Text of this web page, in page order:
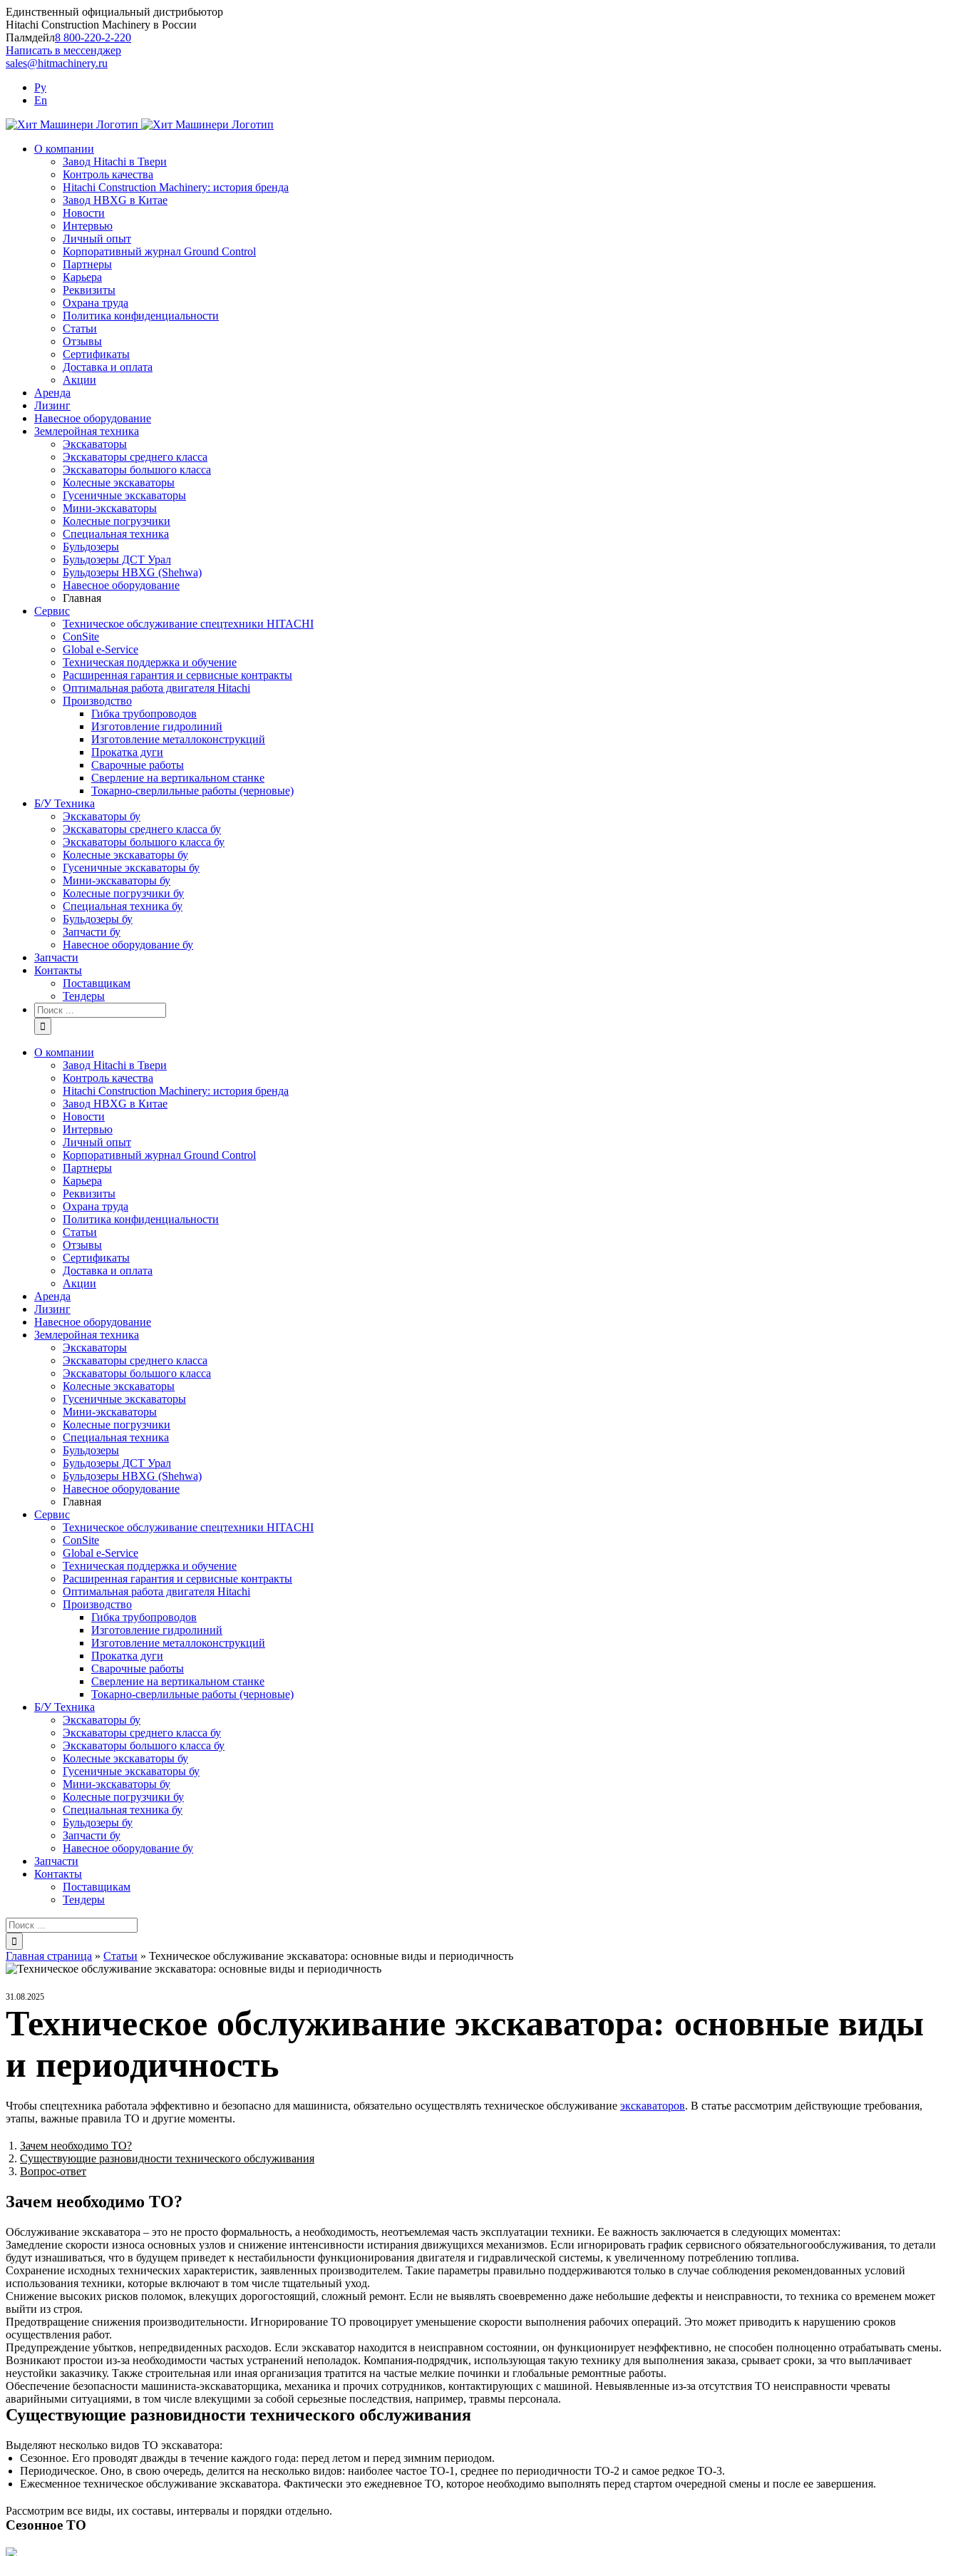
Skip
to
content
Единственный официальный дистрибьютор
Hitachi Construction Machinery в России
Палмдейл8 800-220-2-220
Написать в мессенджер
sales@hitmachinery.ru
Ру
En
О компании
Завод Hitachi в Твери
Контроль качества
Hitachi Construction Machinery: история бренда
Завод HBXG в Китае
Новости
Интервью
Личный опыт
Корпоративный журнал Ground Control
Партнеры
Карьера
Реквизиты
Охрана труда
Политика конфиденциальности
Статьи
Отзывы
Сертификаты
Доставка и оплата
Акции
Аренда
Лизинг
Навесное оборудование
Землеройная техника
Экскаваторы
Экскаваторы среднего класса
Экскаваторы большого класса
Колесные экскаваторы
Гусеничные экскаваторы
Мини-экскаваторы
Колесные погрузчики
Специальная техника
Бульдозеры
Бульдозеры ДСТ Урал
Бульдозеры HBXG (Shehwa)
Навесное оборудование
Главная
Сервис
Техническое обслуживание спецтехники HITACHI
ConSite
Global e-Service
Техническая поддержка и обучение
Расширенная гарантия и сервисные контракты
Оптимальная работа двигателя Hitachi
Производство
Гибка трубопроводов
Изготовление гидролиний
Изготовление металлоконструкций
Прокатка дуги
Сварочные работы
Сверление на вертикальном станке
Токарно-сверлильные работы (черновые)
Б/У Техника
Экскаваторы бу
Экскаваторы среднего класса бу
Экскаваторы большого класса бу
Колесные экскаваторы бу
Гусеничные экскаваторы бу
Мини-экскаваторы бу
Колесные погрузчики бу
Специальная техника бу
Бульдозеры бу
Запчасти бу
Навесное оборудование бу
Запчасти
Контакты
Поставщикам
Тендеры
Результат
поиска:
О компании
Завод Hitachi в Твери
Контроль качества
Hitachi Construction Machinery: история бренда
Завод HBXG в Китае
Новости
Интервью
Личный опыт
Корпоративный журнал Ground Control
Партнеры
Карьера
Реквизиты
Охрана труда
Политика конфиденциальности
Статьи
Отзывы
Сертификаты
Доставка и оплата
Акции
Аренда
Лизинг
Навесное оборудование
Землеройная техника
Экскаваторы
Экскаваторы среднего класса
Экскаваторы большого класса
Колесные экскаваторы
Гусеничные экскаваторы
Мини-экскаваторы
Колесные погрузчики
Специальная техника
Бульдозеры
Бульдозеры ДСТ Урал
Бульдозеры HBXG (Shehwa)
Навесное оборудование
Главная
Сервис
Техническое обслуживание спецтехники HITACHI
ConSite
Global e-Service
Техническая поддержка и обучение
Расширенная гарантия и сервисные контракты
Оптимальная работа двигателя Hitachi
Производство
Гибка трубопроводов
Изготовление гидролиний
Изготовление металлоконструкций
Прокатка дуги
Сварочные работы
Сверление на вертикальном станке
Токарно-сверлильные работы (черновые)
Б/У Техника
Экскаваторы бу
Экскаваторы среднего класса бу
Экскаваторы большого класса бу
Колесные экскаваторы бу
Гусеничные экскаваторы бу
Мини-экскаваторы бу
Колесные погрузчики бу
Специальная техника бу
Бульдозеры бу
Запчасти бу
Навесное оборудование бу
Запчасти
Контакты
Поставщикам
Тендеры
Результат
поиска:
Главная страница » Статьи » Техническое обслуживание экскаватора: основные виды и периодичность
31.08.2025
Техническое обслуживание экскаватора: основные виды
и периодичность
Чтобы спецтехника работала эффективно и безопасно для машиниста, обязательно осуществлять техническое обслуживание экскаваторов. В статье рассмотрим действующие требования,
этапы, важные правила ТО и другие моменты.
Зачем необходимо ТО?
Существующие разновидности технического обслуживания
Вопрос-ответ
Зачем необходимо ТО?
Обслуживание экскаватора – это не просто формальность, а необходимость, неотъемлемая часть эксплуатации техники. Ее важность заключается в следующих моментах:
Замедление скорости износа основных узлов и снижение интенсивности истирания движущихся механизмов. Если игнорировать график сервисного обязательногообслуживания, то детали
будут изнашиваться, что в будущем приведет к нестабильности функционирования двигателя и гидравлической системы, к увеличенному потреблению топлива.
Сохранение исходных технических характеристик, заявленных производителем. Такие параметры правильно поддерживаются только в случае соблюдения рекомендованных условий
использования техники, которые включают в том числе тщательный уход.
Снижение высоких рисков поломок, влекущих дорогостоящий, сложный ремонт. Если не выявлять своевременно даже небольшие дефекты и неисправности, то техника со временем может
выйти из строя.
Предотвращение снижения производительности. Игнорирование ТО провоцирует уменьшение скорости выполнения рабочих операций. Это может приводить к нарушению сроков
осуществления работ.
Предупреждение убытков, непредвиденных расходов. Если экскаватор находится в неисправном состоянии, он функционирует неэффективно, не способен полноценно отрабатывать смены.
Возникают простои из-за необходимости частых устранений неполадок. Компания-подрядчик, использующая такую технику для выполнения заказа, срывает сроки, за что выплачивает
неустойки заказчику. Также строительная или иная организация тратится на частые мелкие починки и глобальные ремонтные работы.
Обеспечение безопасности машиниста-экскаваторщика, механика и прочих сотрудников, контактирующих с машиной. Невыявленные из-за отсутствия ТО неисправности чреваты
аварийными ситуациями, в том числе влекущими за собой серьезные последствия, например, травмы персонала.
Существующие разновидности технического обслуживания
Выделяют несколько видов ТО экскаватора:
Сезонное. Его проводят дважды в течение каждого года: перед летом и перед зимним периодом.
Периодическое. Оно, в свою очередь, делится на несколько видов: наиболее частое ТО-1, среднее по периодичности ТО-2 и самое редкое ТО-3.
Ежесменное техническое обслуживание экскаватора. Фактически это ежедневное ТО, которое необходимо выполнять перед стартом очередной смены и после ее завершения.
Рассмотрим все виды, их составы, интервалы и порядки отдельно.
Сезонное ТО